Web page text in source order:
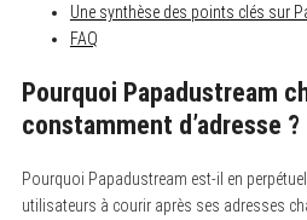
Une synthèse des points clés sur
FAQ
Pourquoi Papadustream
constamment d’adresse ?
Pourquoi Papadustream est-il en
utilisateurs à courir après ses adresses